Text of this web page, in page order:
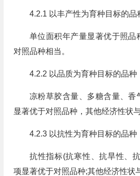
4.2.1 以丰产性为育种目标的品
单位面积年产量显著优于照品
对照品种相当。
4.2.2 以品质为育种目标的品种
凉粉草胶含量、多糖含量、香
显著优于对照品种，其他经济性状
4.2.3 以抗性为育种目标的品种
抗性指标(抗寒性、抗旱性、
项显著优于对照品种;其他经济性状